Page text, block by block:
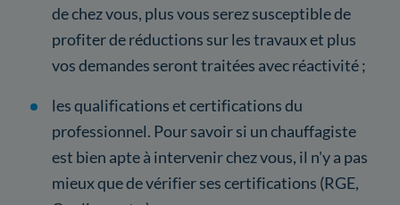
de chez vous, plus vous serez susceptible de
profiter de réductions sur les travaux et plus
vos demandes seront traitées avec réactivité ;
les qualifications et certifications du
professionnel. Pour savoir si un chauffagiste
est bien apte à intervenir chez vous, il n'y a pas
mieux que de vérifier ses certifications (RGE,